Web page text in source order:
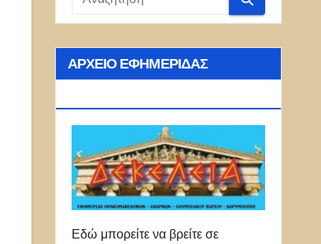
ΑΡΧΕΊΟ ΕΦΗΜΕΡΊΔΑΣ
Εδώ μπορείτε να βρείτε σε